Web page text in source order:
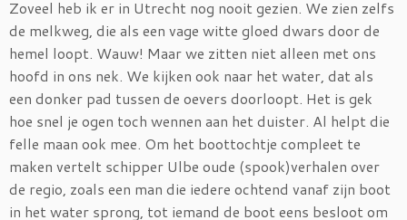
Zoveel heb ik er in Utrecht nog nooit gezien. We zien zelfs
de melkweg, die als een vage witte gloed dwars door de
hemel loopt. Wauw! Maar we zitten niet alleen met ons
hoofd in ons nek. We kijken ook naar het water, dat als
een donker pad tussen de oevers doorloopt. Het is gek
hoe snel je ogen toch wennen aan het duister. Al helpt die
felle maan ook mee. Om het boottochtje compleet te
maken vertelt schipper Ulbe oude (spook)verhalen over
de regio, zoals een man die iedere ochtend vanaf zijn boot
in het water sprong, tot iemand de boot eens besloot om